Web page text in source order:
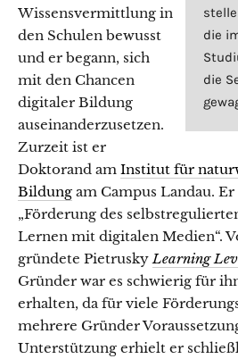
die
die
Wissensvermittlung in
den Schulen bewusst
und er begann, sich
mit den Chancen
digitaler Bildung
auseinanderzusetzen.
Zurzeit ist er
Doktorand am Institut für
Bildung am Campus Landau.
„Förderung des
Lernen mit digitalen Medien“.
gründete PietruskyLearning
Gründer war es schwierig für
erhalten, da für viele
mehrere Gründer
Unterstützung erhielt er